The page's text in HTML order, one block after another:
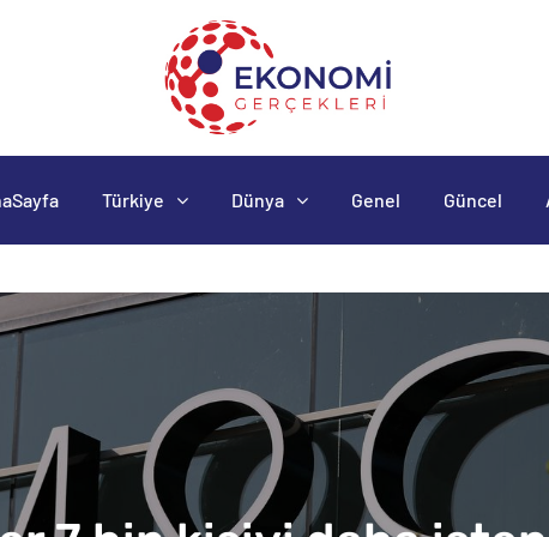
Türkiye Dünya Genel Güncel